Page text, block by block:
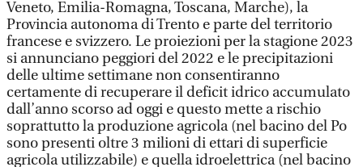
Veneto, Emilia-Romagna, Toscana, Marche), la
Provincia autonoma di Trento e parte del territorio
francese e svizzero. Le proiezioni per la stagione 2023
si annunciano peggiori del 2022 e le precipitazioni
delle ultime settimane non consentiranno
certamente di recuperare il deficit idrico accumulato
dall’anno scorso ad oggi e questo mette a rischio
soprattutto la produzione agricola (nel bacino del Po
sono presenti oltre 3 milioni di ettari di superficie
agricola utilizzabile) e quella idroelettrica (nel bacino